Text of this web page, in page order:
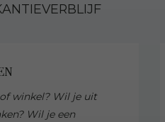
winkel? Wil je uit
Wil je een